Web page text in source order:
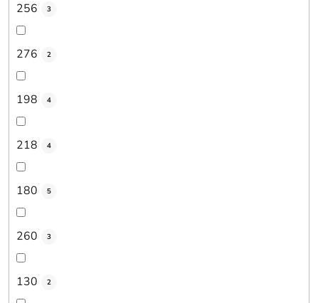
256 3
276 2
198 4
218 4
180 5
260 3
130 2